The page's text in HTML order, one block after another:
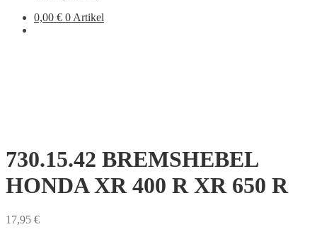
0,00 € 0 Artikel
730.15.42 BREMSHEBEL
HONDA XR 400 R XR 650 R
17,95 €